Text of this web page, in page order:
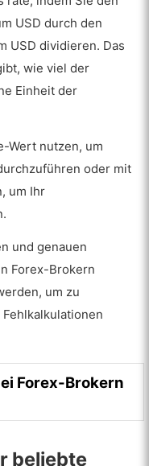
USD durch den
USD dividieren. Das
wie viel der
Einheit der
Wert nutzen, um
oder mit
um Ihr
und genauen
Forex-Brokern
um zu
Forex-Brokern
beliebte